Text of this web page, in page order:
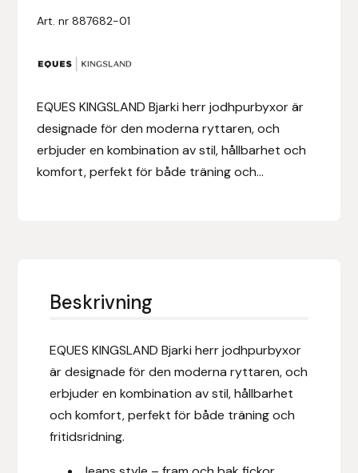
Jodhpur
Herr
Art. nr887682-01
EQUES KINGSLAND Bjarki herr jodhpurbyxor är
designade för den moderna ryttaren, och
erbjuder en kombination av stil, hållbarhet och
komfort, perfekt för både träning och...
Beskrivning
EQUES KINGSLAND Bjarki herr jodhpurbyxor
är designade för den moderna ryttaren, och
erbjuder en kombination av stil, hållbarhet
och komfort, perfekt för både träning och
fritidsridning.
Eclipse Biofarmab
Ekholm Nordic
Ekol
Eldorado
EQUES | KINGSLAND
Equipage
Eric LeTixerant
Eskadron